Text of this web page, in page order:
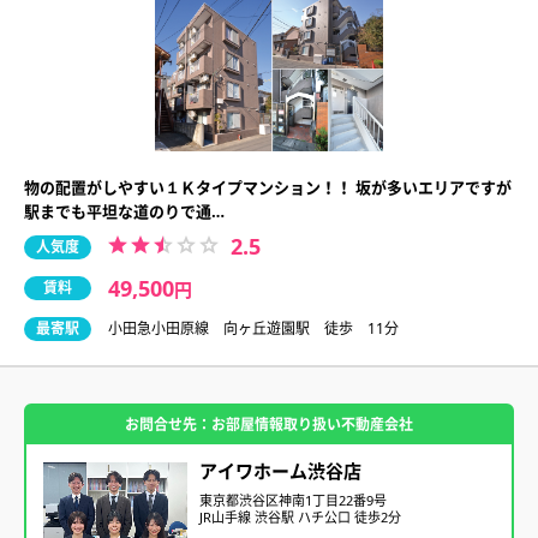
物の配置がしやすい１Ｋタイプマンション！！ 坂が多いエリアですが
駅までも平坦な道のりで通…
人気度 2.5
賃料 49,500円
最寄駅 小田急小田原線 向ヶ丘遊園駅 徒歩 11分
お問合せ先：お部屋情報取り扱い不動産会社
アイワホーム渋谷店
東京都渋谷区神南1丁目22番9号
JR山手線 渋谷駅 ハチ公口 徒歩2分